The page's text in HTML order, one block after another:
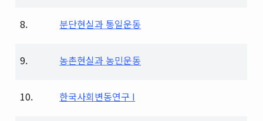
8. 분단현실과 통일운동
9. 농촌현실과 농민운동
10. 한국사회변동연구 I